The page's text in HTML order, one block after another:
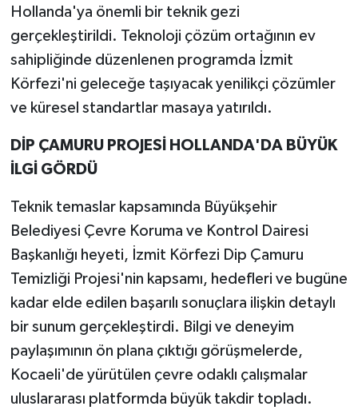
Hollanda'ya önemli bir teknik gezi
gerçekleştirildi. Teknoloji çözüm ortağının ev
sahipliğinde düzenlenen programda İzmit
Körfezi'ni geleceğe taşıyacak yenilikçi çözümler
ve küresel standartlar masaya yatırıldı.
DİP ÇAMURU PROJESİ HOLLANDA'DA BÜYÜK
İLGİ GÖRDÜ
Teknik temaslar kapsamında Büyükşehir
Belediyesi Çevre Koruma ve Kontrol Dairesi
Başkanlığı heyeti, İzmit Körfezi Dip Çamuru
Temizliği Projesi'nin kapsamı, hedefleri ve bugüne
kadar elde edilen başarılı sonuçlara ilişkin detaylı
bir sunum gerçekleştirdi. Bilgi ve deneyim
paylaşımının ön plana çıktığı görüşmelerde,
Kocaeli'de yürütülen çevre odaklı çalışmalar
uluslararası platformda büyük takdir topladı.